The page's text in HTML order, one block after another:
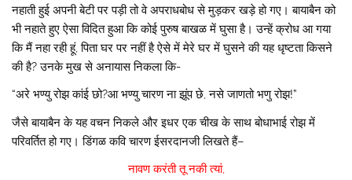
नहाती हुई अपनी बेटी पर पड़ी तो वे अपराधबोध से मुड़कर खड़े हो गए। बायाबैन को
भी नहाते हुए ऐसा विदित हुआ कि कोई पुरुष बाखळ में घुसा है। उन्हें क्रोध आ गया
कि मैं नहा रही हूं, पिता घर पर नहीं है ऐसे में मेरे घर में घुसने की यह धृष्टता किसने
की है? उनके मुख से अनायास निकला कि-
“अरे भण्यु रोझ कांई छो?आ भण्यु चारण ना झूंप छे, नसे जाणतो भणु रोझ!”
जैसे बायाबैन के यह वचन निकले और इधर एक चीख के साथ बोधाभाई रोझ में
परिवर्तित हो गए। डिंगळ कवि चारण ईसरदानजी लिखते हैं–
नावण करंती तू नकी त्यां,